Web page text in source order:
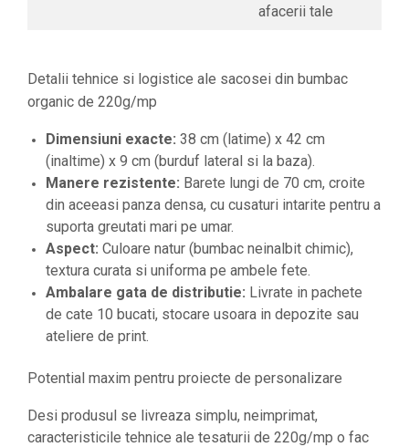
afacerii tale
Detalii tehnice si logistice ale sacosei din bumbac
organic de 220g/mp
Dimensiuni exacte: 38 cm (latime) x 42 cm
(inaltime) x 9 cm (burduf lateral si la baza).
Manere rezistente: Barete lungi de 70 cm, croite
din aceeasi panza densa, cu cusaturi intarite pentru a
suporta greutati mari pe umar.
Aspect: Culoare natur (bumbac neinalbit chimic),
textura curata si uniforma pe ambele fete.
Ambalare gata de distributie: Livrate in pachete
de cate 10 bucati, stocare usoara in depozite sau
ateliere de print.
Potential maxim pentru proiecte de personalizare
Desi produsul se livreaza simplu, neimprimat,
caracteristicile tehnice ale tesaturii de 220g/mp o fac